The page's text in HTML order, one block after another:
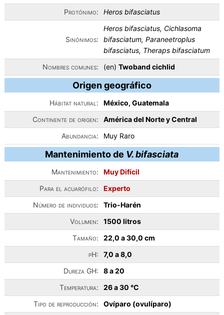
Protónimo:
Heros bifasciatus
Sinónimos:
Heros bifasciatus, Cichlasoma
bifasciatum, Paraneetroplus
bifasciatus, Theraps bifasciatum
Nombres comunes:
(en) Twoband cichlid
Origen geográfico
Hábitat natural:
México, Guatemala
Continente de origen:
América del Norte y Central
Abundancia:
Muy Raro
Mantenimiento de V. bifasciata
Mantenimiento:
Muy Difícil
Para el acuarófilo:
Experto
Número de individuos:
Trio-Harén
Volumen:
1500 litros
Tamaño:
22,0 a 30,0 cm
pH:
7,0 a 8,0
Dureza GH:
8 a 20
Temperatura:
26 a 30 °C
Tipo de reproducción:
Ovíparo (ovulíparo)